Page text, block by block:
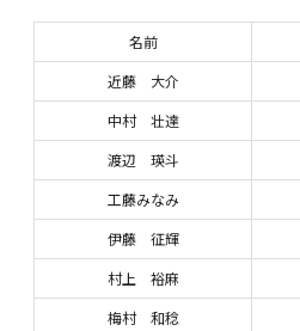
名前
近藤 大介
中村 壮達
渡辺 瑛斗
工藤みなみ
伊藤 征輝
村上 裕麻
梅村 和稔